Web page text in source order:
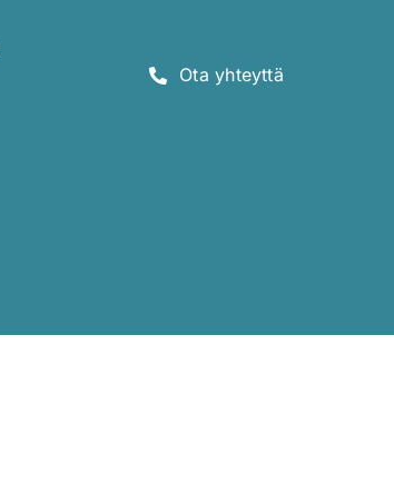
Ota yhteyttä